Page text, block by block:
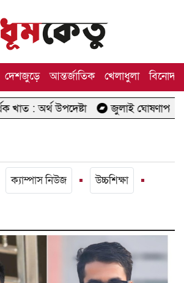
দেশজুড়ে আন্তর্জাতিক খেলাধুলা বিনোদন
উপদেষ্টা জুলাই ঘোষণাপত্র পাঠের
ক্যাম্পাস নিউজ উচ্চশিক্ষা